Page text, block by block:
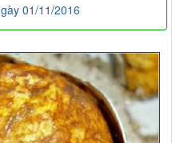
01/11/2016